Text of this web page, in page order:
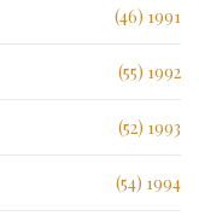
1991 (46)
1992 (55)
1993 (52)
1994 (54)